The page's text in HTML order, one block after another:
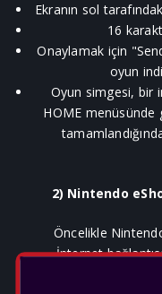
Ekranın sol
16
Onaylamak için
oyun
Oyun simgesi, bir
HOME menüsünde
2) Nintendo
Öncelikle
İnternet